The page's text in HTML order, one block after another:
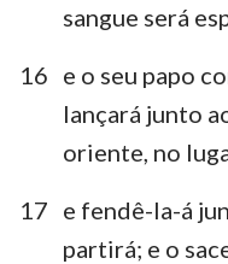
sangue será
16 e o seu papo
lançará junto
oriente, no
17 e fendê-la-á
partirá; e o